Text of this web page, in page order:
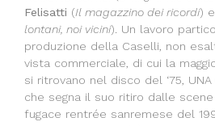
Felisatti (Il magazzino dei ricordi) e
lontani, noi vicini). Un lavoro
produzione della Caselli, non
vista commerciale, di cui la
si ritrovano nel disco del ‘75, UNA
che segna il suo ritiro dalle
fugace rentrée sanremese del